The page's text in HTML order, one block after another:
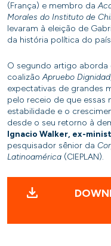
(França) e membro da
Morales do Instituto de
levaram à eleição de
da história política do
O segundo artigo
coalizãoApruebo Dignidad
expectativas de grandes
pelo receio de que essas
estabilidade e o
desde o seu retorno à
Ignacio Walker, ex-
pesquisador sênior da
Latinoamérica (CIEPLAN).